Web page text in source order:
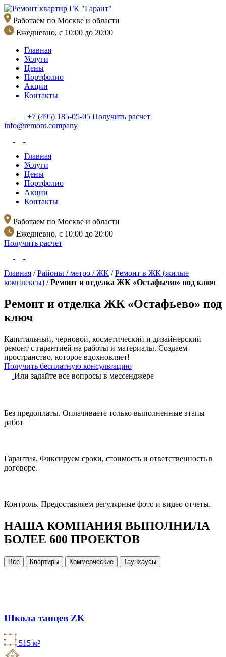
Перейти
к
содержимому
Работаем по Москве и области
Ежедневно, с 10:00 до 20:00
Главная
Услуги
Цены
Портфолио
Акции
Контакты
+7 (495) 185-05-05 Получить расчет
info@remont.company
Главная
Услуги
Цены
Портфолио
Акции
Контакты
Работаем по Москве и области
Ежедневно, с 10:00 до 20:00
Получить расчет
Главная /Районы / метро / ЖК /Ремонт в ЖК (жилые
комплексы) /Ремонт и отделка ЖК «Остафьево» под ключ
Ремонт и отделка ЖК «Остафьево» под
ключ
Капитальный, черновой, косметический и дизайнерский
ремонт с гарантией на работы и материалы. Создаем
пространство, которое вдохновляет!
Получить бесплатную консультацию
Или задайте все вопросы в мессенджере
Без предоплаты. Оплачиваете только выполненные этапы
работ
Гарантия. Фиксируем сроки, стоимость и ответственность в
договоре.
Контроль. Предоставляем регулярные фото и видео отчеты.
НАША КОМПАНИЯ ВЫПОЛНИЛА
БОЛЕЕ 600 ПРОЕКТОВ
Все Квартиры Коммерческие Таунхаусы
Школа танцев ZK
515 м²